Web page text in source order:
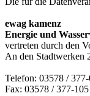
ewag kamenz
Energie und
vertreten durch den
An den Stadtwerken
Telefon: 03578 /
Fax: 03578 / 377-105